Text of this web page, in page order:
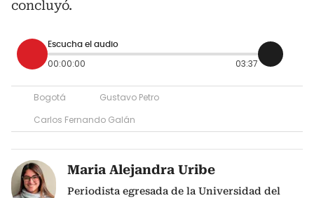
concluyó.
Escucha el audio
00:00:00 03:37
Bogotá
Gustavo Petro
Carlos Fernando Galán
Maria Alejandra Uribe
Periodista egresada de la Universidad del